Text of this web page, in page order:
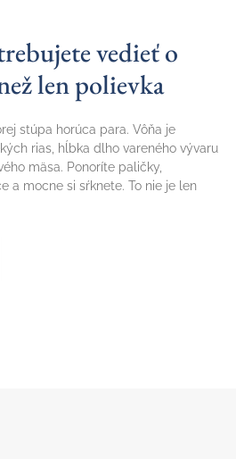
vedieť o
len polievka
stúpa horúca para. Vôňa je
rias, hĺbka dlho vareného vývaru
mäsa. Ponoríte paličky,
a mocne si sŕknete. To nie je len